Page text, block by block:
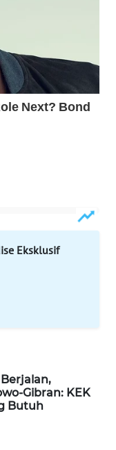
Eksklusif
Gibran: KEK
Butuh